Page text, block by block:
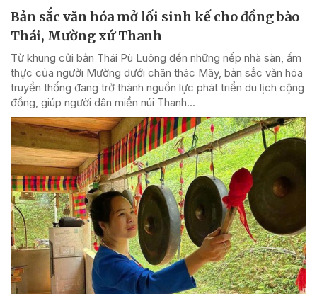
Bản sắc văn hóa mở lối sinh kế cho đồng bào
Thái, Mường xứ Thanh
Từ khung cửi bản Thái Pù Luông đến những nếp nhà sàn, ẩm
thực của người Mường dưới chân thác Mây, bản sắc văn hóa
truyền thống đang trở thành nguồn lực phát triển du lịch cộng
đồng, giúp người dân miền núi Thanh...